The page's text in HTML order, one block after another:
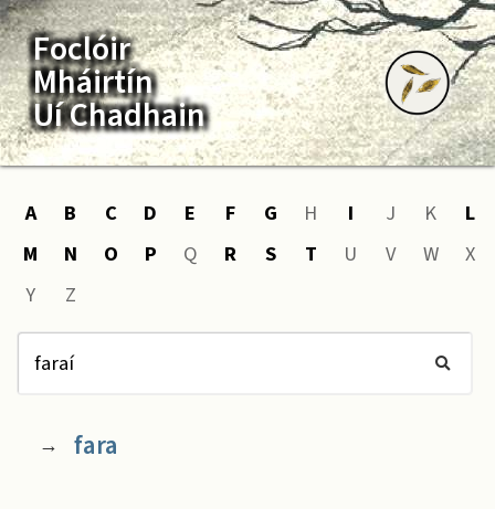
Foclóir
Mháirtín
Uí Chadhain
A B C D E F G H I J K
L
M
N O P Q R S T U V W
X
Y
Z
→ fara